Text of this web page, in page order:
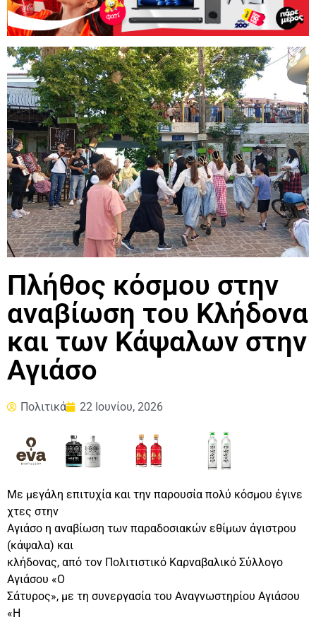
Πλήθος κόσμου στην
αναβίωση του Κλήδονα
και των Κάψαλων στην
Αγιάσο
Πολιτικά 22 Ιουνίου, 2026
Με μεγάλη επιτυχία και την παρουσία πολύ κόσμου έγινε
χτες στην
Αγιάσο η αναβίωση των παραδοσιακών εθίμων άγιστρου
(κάψαλα) και
κλήδονας, από τον Πολιτιστικό Καρναβαλικό Σύλλογο
Αγιάσου «Ο
Σάτυρος», με τη συνεργασία του Αναγνωστηρίου Αγιάσου
«Η